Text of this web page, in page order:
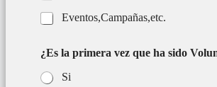
Eventos,Campañas,etc.
¿Es la primera vez que ha sido
Si